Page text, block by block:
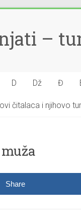
–
D Dž Đ
čitalaca i njihovo
Share